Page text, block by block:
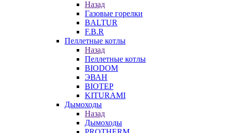
Назад
Газовые горелки
BALTUR
F.B.R
Пеллетные котлы
Назад
Пеллетные котлы
BIODOM
ЭВАН
BIOTEP
KITURAMI
Дымоходы
Назад
Дымоходы